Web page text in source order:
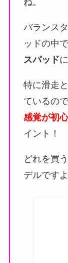
ね。
バランス
ッドの中
スパッド
特に滑走
ているので
感覚が初
イント！
どれを買
デルです